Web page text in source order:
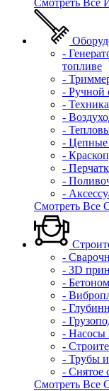
Смотреть Все
-
топливе
-
- Ручной
-
-
-
-
-
-
-
-
Смотреть Все
-
- 3D
-
-
-
-
- Насосы
-
- Трубы
- Снятое
Смотреть Все